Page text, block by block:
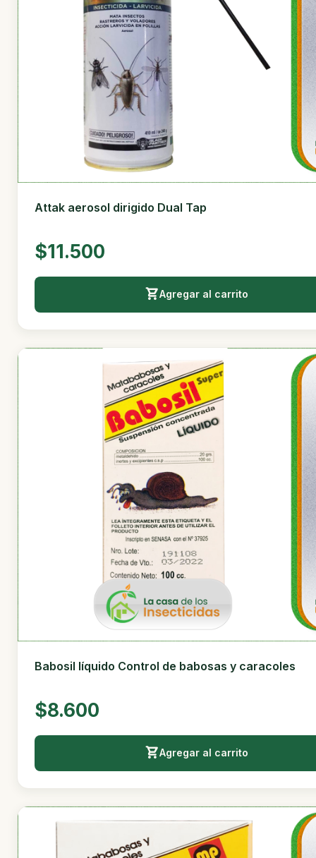
Attak aerosol dirigido Dual Tap
$11.500
Agregar al carrito
Babosil líquido Control de babosas y caracoles
$8.600
Agregar al carrito